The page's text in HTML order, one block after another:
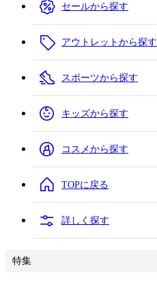
セールから探す
アウトレットから探す
スポーツから探す
キッズから探す
コスメから探す
TOPに戻る
詳しく探す
特集